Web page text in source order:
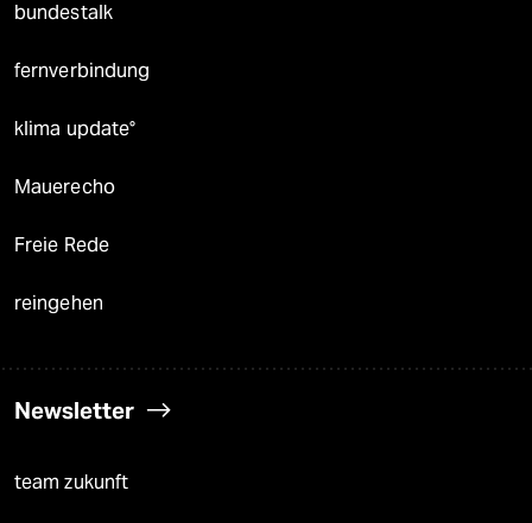
bundestalk
fernverbindung
klima update°
Mauerecho
Freie Rede
reingehen
Newsletter
team zukunft